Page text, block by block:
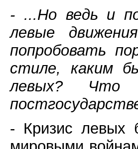
- ...Но ведь и
левые
попробовать
стиле, каким
левых? Что
- Кризис левых